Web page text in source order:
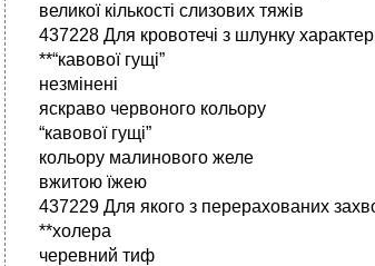
великої кількості слизових тяжів
437228 Для кровотечі з шлунку
**“кавової гущі”
незмінені
яскраво червоного кольору
“кавової гущі”
кольору малинового желе
вжитою їжею
437229 Для якого з перерахованих
**холера
черевний тиф